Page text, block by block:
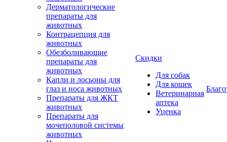
Дерматологические
препараты для
животных
Контрацепция для
животных
Обезболивающие
препараты для
животных
Капли и лосьоны для
глаз и носа животных
Препараты для ЖКТ
животных
Препараты для
мочеполовой системы
животных
Скидки
Для собак
Для кошек
Ветеринарная
аптека
Уценка